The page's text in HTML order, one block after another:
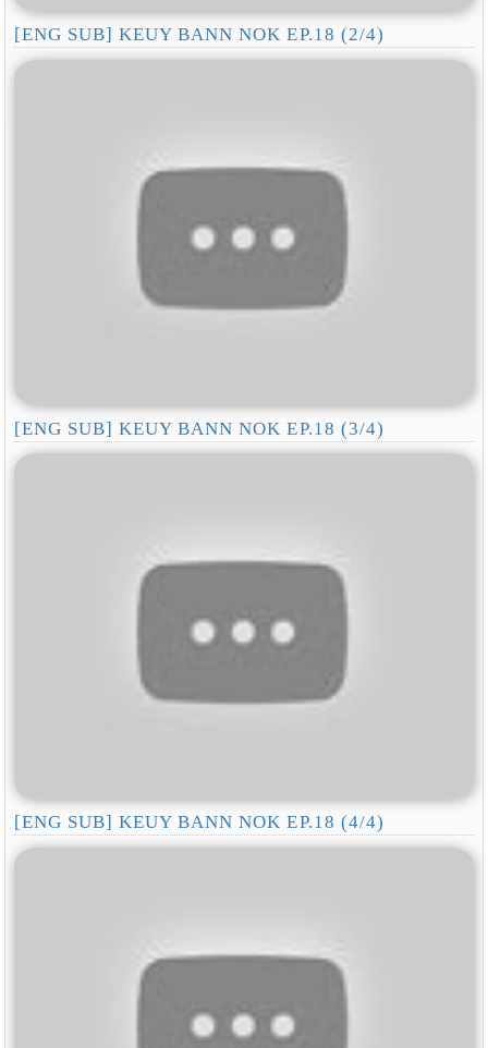
[ENG SUB] KEUY BANN NOK EP.18 (2/4)
[ENG SUB] KEUY BANN NOK EP.18 (3/4)
[ENG SUB] KEUY BANN NOK EP.18 (4/4)